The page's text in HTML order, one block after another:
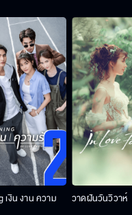
เงิน งาน ความ
วาดฝันวันวิวาห์